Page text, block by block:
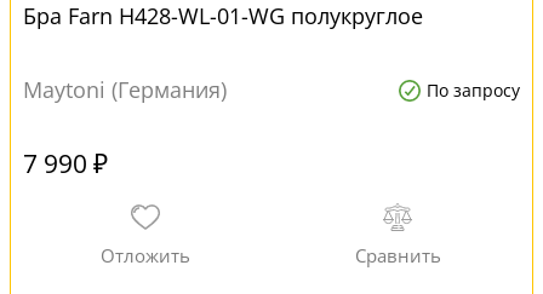
Бра Farn H428-WL-01-WG полукруглое
Maytoni (Германия) По запросу
7 990 ₽